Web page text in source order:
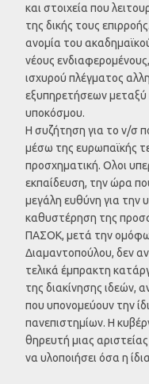
και στοιχεία που
της δικής τους
ανομία του
νέους
ισχυρού πλέγματος
εξυπηρετήσεων μεταξύ
υποκόσμου.
Η συζήτηση για το ν/σ
μέσω της ευρωπαϊκής
προσχηματική. Ολοι
εκπαίδευση, την ώρα
μεγάλη ευθύνη για την
καθυστέρηση της
ΠΑΣΟΚ, μετά την
Διαμαντοπούλου, δεν
τελικά έμπρακτη
της διακίνησης ιδεών,
που υπονομεύουν την
πανεπιστημίων. Η
θηρευτή μιας
να υλοποιήσει όσα η